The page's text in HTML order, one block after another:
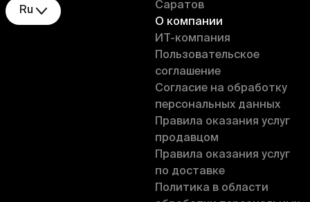
Ru
Саратов
О компании
ИT-компания
Пользовательское
соглашение
Согласие на обработку
персональных данных
Правила оказания услуг
продавцом
Правила оказания услуг
по доставке
Политика в области